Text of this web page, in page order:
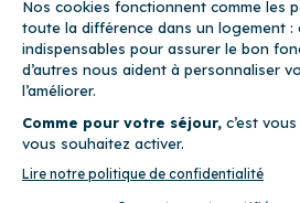
location–CGU – Politique de
Cocoonr est conçu et